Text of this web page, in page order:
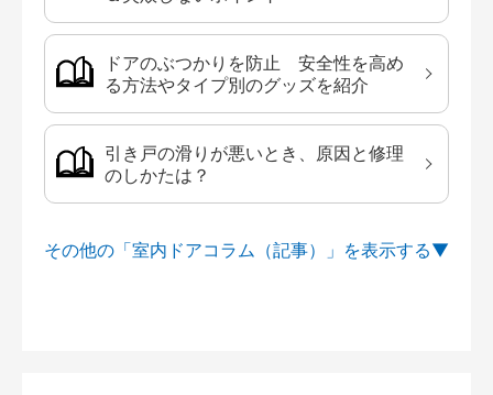
ドアのぶつかりを防止 安全性を高め
る方法やタイプ別のグッズを紹介
引き戸の滑りが悪いとき、原因と修理
のしかたは？
その他の「室内ドアコラム（記事）」を